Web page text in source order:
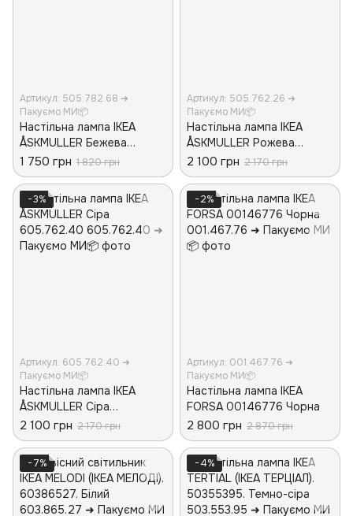
Артикул: 505.782.68 ➜
Пакуємо МИ📦
Настільна лампа IKEA
ÅSKMULLER Бежева
505.782.68
1 750 грн 1 820 грн
Артикул: 505.762.26 ➜
Пакуємо МИ📦
Настільна лампа IKEA
ÅSKMULLER Рожева
505.762.26
2 100 грн 2 170 грн
−3%
Артикул: 605.762.40 ➜
Пакуємо МИ📦
Настільна лампа IKEA
ÅSKMULLER Сіра
605.762.40
2 100 грн 2 170 грн
−2%
Артикул: 001.467.76 ➜
Пакуємо МИ📦
Настільна лампа IKEA
FORSA 00146776 Чорна
2 800 грн 2 870 грн
−7% −4%